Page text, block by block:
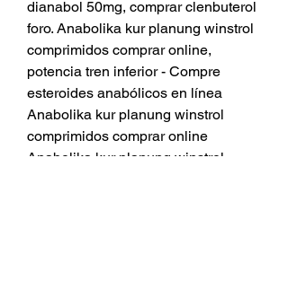
dianabol 50mg, comprar clenbuterol
foro. Anabolika kur planung winstrol
comprimidos comprar online,
potencia tren inferior - Compre
esteroides anabólicos en línea
Anabolika kur planung winstrol
comprimidos comprar online
Anabolika kur planung winstrol